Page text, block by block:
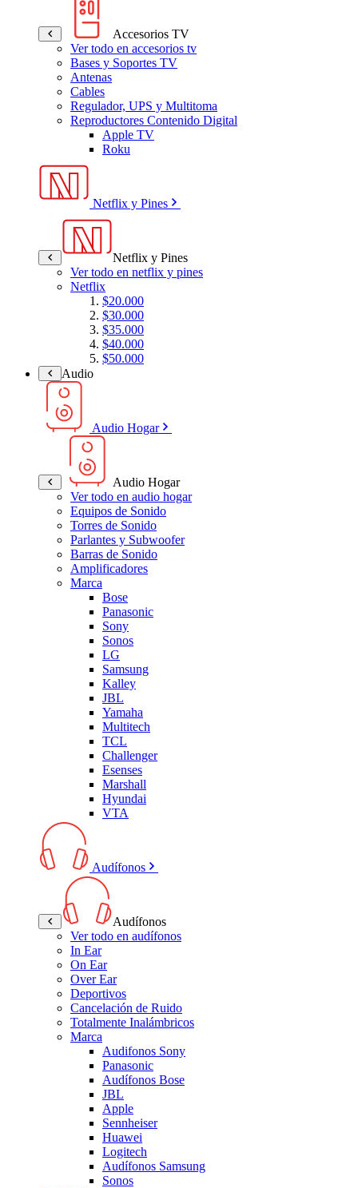
Accesorios TV
Ver todo en accesorios tv
Bases y Soportes TV
Antenas
Cables
Regulador, UPS y Multitoma
Reproductores Contenido Digital
Apple TV
Roku
Netflix y Pines
Netflix y Pines
Ver todo en netflix y pines
Netflix
$20.000
$30.000
$35.000
$40.000
$50.000
Audio
Audio Hogar
Audio Hogar
Ver todo en audio hogar
Equipos de Sonido
Torres de Sonido
Parlantes y Subwoofer
Barras de Sonido
Amplificadores
Marca
Bose
Panasonic
Sony
Sonos
LG
Samsung
Kalley
JBL
Yamaha
Multitech
TCL
Challenger
Esenses
Marshall
Hyundai
VTA
Audífonos
Audífonos
Ver todo en audífonos
In Ear
On Ear
Over Ear
Deportivos
Cancelación de Ruido
Totalmente Inalámbricos
Marca
Audifonos Sony
Panasonic
Audífonos Bose
JBL
Apple
Sennheiser
Huawei
Logitech
Audífonos Samsung
Sonos